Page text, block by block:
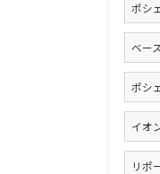
ポシ
ベー
ポシ
イオ
リポ